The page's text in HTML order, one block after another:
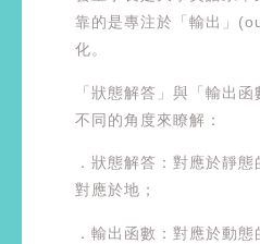
靠的是專注於「輸出」
化。
「狀態解答」與「輸出
不同的角度來瞭解：
．狀態解答：對應於靜態
對應於地；
．輸出函數：對應於動態